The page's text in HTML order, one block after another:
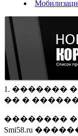
1. �������
�� �
��������
Smi58.ru